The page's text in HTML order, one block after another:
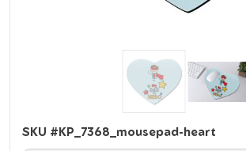
SKU #KP_7368_mousepad-heart